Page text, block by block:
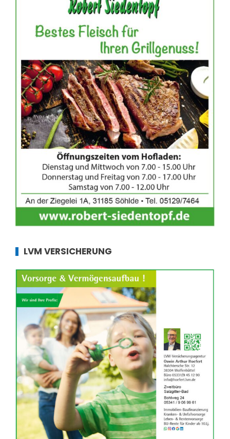
LVM VERSICHERUNG